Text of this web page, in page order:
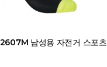
남성용 자전거 스포츠